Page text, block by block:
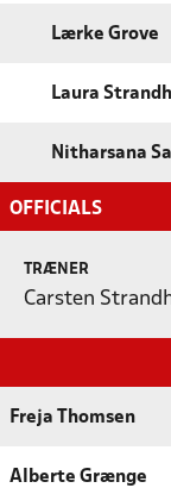
Lærke Grove
Laura
Nitharsana
OFFICIALS
TRÆNER
Carsten
Freja Thomsen
Alberte Grænge